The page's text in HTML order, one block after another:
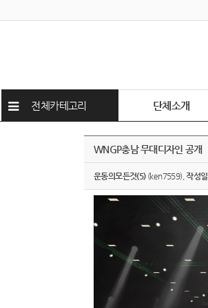
전체카테고리 단체소개
WNGP충남 무대디자인 공개
운동의모든것(5)(ken7559),작성일